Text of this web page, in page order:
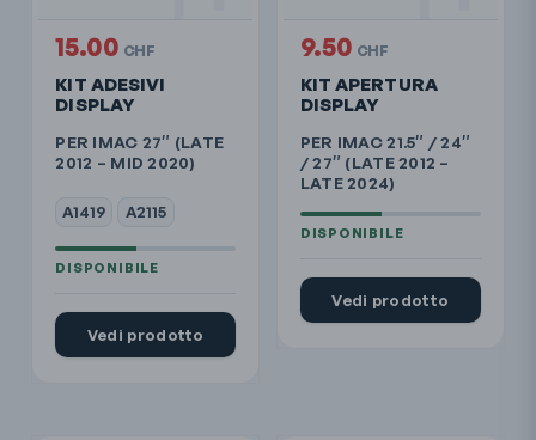
KIT ADESIVI
DISPLAY
PER IMAC 27″ (LATE
2012 – MID 2020)
A1419 A2115
15.00 CHF
Vedi prodotto
KIT APERTURA
DISPLAY
PER IMAC 21.5″ / 24″
/ 27″ (LATE 2012 –
LATE 2024)
9.50 CHF
Vedi prodotto